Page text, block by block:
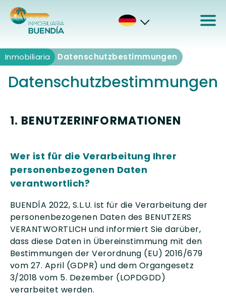
Inmobiliaria
Inmobiliaria Datenschutzbestimmungen
Datenschutzbestimmungen
1. BENUTZERINFORMATIONEN
Wer ist für die Verarbeitung Ihrer
personenbezogenen Daten
verantwortlich?
BUENDÍA 2022, S.L.U. ist für die Verarbeitung der
personenbezogenen Daten des BENUTZERS
VERANTWORTLICH und informiert Sie darüber,
dass diese Daten in Übereinstimmung mit den
Bestimmungen der Verordnung (EU) 2016/679
vom 27. April (GDPR) und dem Organgesetz
3/2018 vom 5. Dezember (LOPDGDD)
verarbeitet werden.